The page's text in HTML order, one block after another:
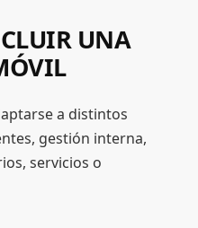
UNA
a distintos
gestión interna,
servicios o